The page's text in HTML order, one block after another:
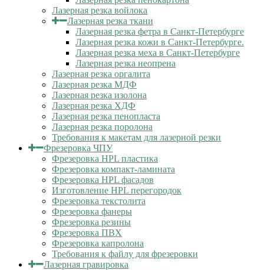
Лазерная резка войлока
Лазерная резка ткани
Лазерная резка фетра в Санкт-Петербурге
Лазерная резка кожи в Санкт-Петербурге.
Лазерная резка меха в Санкт-Петербурге
Лазерная резка неопрена
Лазерная резка оргалита
Лазерная резка МДФ
Лазерная резка изолона
Лазерная резка ХДФ
Лазерная резка пенопласта
Лазерная резка поролона
Требования к макетам для лазерной резки
Фрезеровка ЧПУ
Фрезеровка HPL пластика
Фрезеровка компакт-ламината
Фрезеровка HPL фасадов
Изготовление HPL перегородок
Фрезеровка текстолита
Фрезеровка фанеры
Фрезеровка резины
Фрезеровка ПВХ
Фрезеровка капролона
Требования к файлу для фрезеровки
Лазерная гравировка